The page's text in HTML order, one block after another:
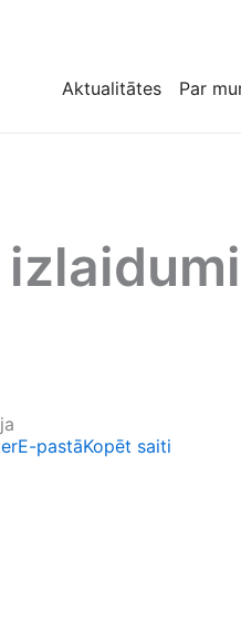
Aktualitātes Par
E-pastāKopēt saiti